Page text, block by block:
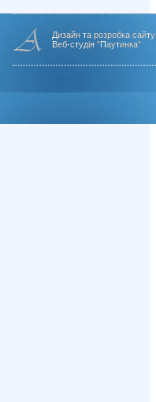
Дизайн та розробка сайту
Веб-студія "Паутинка"